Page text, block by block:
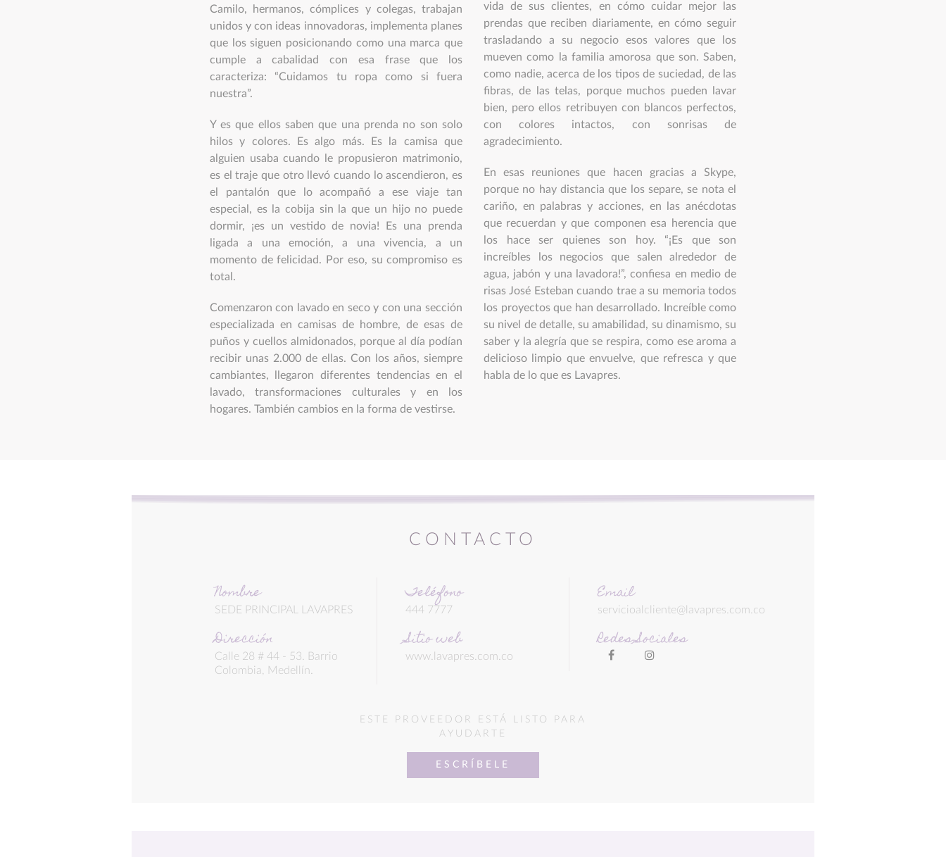
Camilo, hermanos, cómplices y colegas, trabajan
unidos y con ideas innovadoras, implementa planes
que los siguen posicionando como una marca que
cumple a cabalidad con esa frase que los
caracteriza: “Cuidamos tu ropa como si fuera
nuestra”.
Y es que ellos saben que una prenda no son solo
hilos y colores. Es algo más. Es la camisa que
alguien usaba cuando le propusieron matrimonio,
es el traje que otro llevó cuando lo ascendieron, es
el pantalón que lo acompañó a ese viaje tan
especial, es la cobija sin la que un hijo no puede
dormir, ¡es un vestido de novia! Es una prenda
ligada a una emoción, a una vivencia, a un
momento de felicidad. Por eso, su compromiso es
total.
Comenzaron con lavado en seco y con una sección
especializada en camisas de hombre, de esas de
puños y cuellos almidonados, porque al día podían
recibir unas 2.000 de ellas. Con los años, siempre
cambiantes, llegaron diferentes tendencias en el
lavado, transformaciones culturales y en los
hogares. También cambios en la forma de vestirse.
vida de sus clientes, en cómo cuidar mejor las
prendas que reciben diariamente, en cómo seguir
trasladando a su negocio esos valores que los
mueven como la familia amorosa que son. Saben,
como nadie, acerca de los tipos de suciedad, de las
fibras, de las telas, porque muchos pueden lavar
bien, pero ellos retribuyen con blancos perfectos,
con colores intactos, con sonrisas de
agradecimiento.
En esas reuniones que hacen gracias a Skype,
porque no hay distancia que los separe, se nota el
cariño, en palabras y acciones, en las anécdotas
que recuerdan y que componen esa herencia que
los hace ser quienes son hoy. “¡Es que son
increíbles los negocios que salen alrededor de
agua, jabón y una lavadora!”, confiesa en medio de
risas José Esteban cuando trae a su memoria todos
los proyectos que han desarrollado. Increíble como
su nivel de detalle, su amabilidad, su dinamismo, su
saber y la alegría que se respira, como ese aroma a
delicioso limpio que envuelve, que refresca y que
habla de lo que es Lavapres.
CONTACTO
Nombre
SEDE PRINCIPAL LAVAPRES
Teléfono
444 7777
Email
servicioalcliente@lavapres.com.co
Dirección
Calle 28 # 44 - 53. Barrio
Colombia, Medellín.
Sitio web
www.lavapres.com.co
Redes Sociales
ESTE PROVEEDOR ESTÁ LISTO PARA
AYUDARTE
ESCRÍBELE